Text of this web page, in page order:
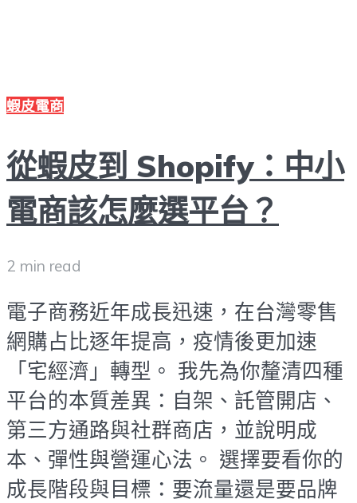
蝦皮電商
從蝦皮到 Shopify：中小
電商該怎麼選平台？
2 min read
電子商務近年成長迅速，在台灣零售
網購占比逐年提高，疫情後更加速
「宅經濟」轉型。 我先為你釐清四種
平台的本質差異：自架、託管開店、
第三方通路與社群商店，並說明成
本、彈性與營運心法。 選擇要看你的
成長階段與目標：要流量還是要品牌